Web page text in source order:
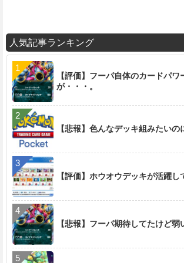
人気記事ランキング
【評価】フーパ自体のカードパワ
が・・・。
【悲報】色んなデッキ組みたいの
【評価】ホウオウデッキが活躍し
【悲報】フーパ期待してたけど弱